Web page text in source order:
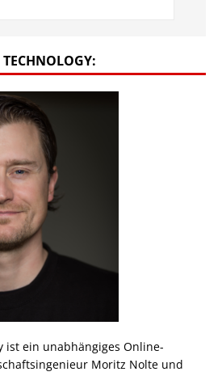
ist ein unabhängiges Online-
Moritz Nolte und